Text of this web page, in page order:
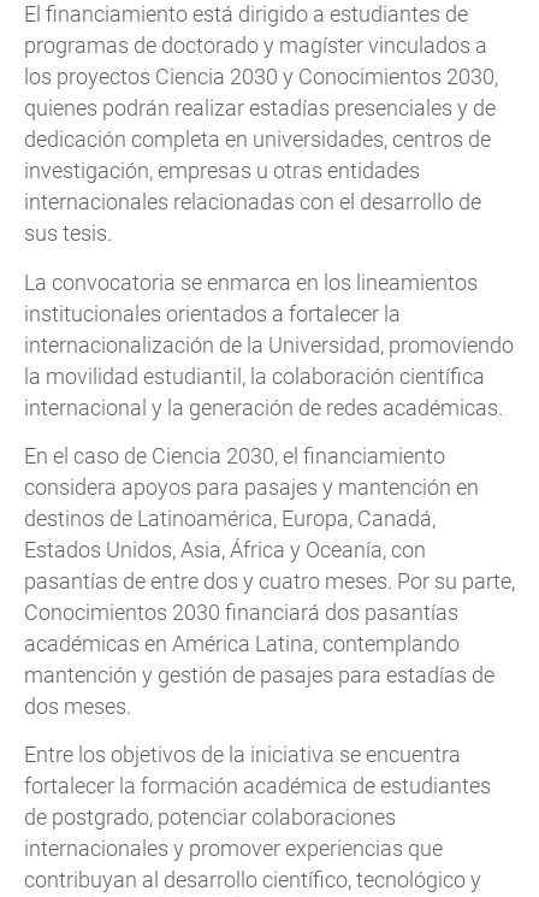
El financiamiento está dirigido a estudiantes de
programas de doctorado y magíster vinculados a
los proyectos Ciencia 2030 y Conocimientos 2030,
quienes podrán realizar estadías presenciales y de
dedicación completa en universidades, centros de
investigación, empresas u otras entidades
internacionales relacionadas con el desarrollo de
sus tesis.
La convocatoria se enmarca en los lineamientos
institucionales orientados a fortalecer la
internacionalización de la Universidad, promoviendo
la movilidad estudiantil, la colaboración científica
internacional y la generación de redes académicas.
En el caso de Ciencia 2030, el financiamiento
considera apoyos para pasajes y mantención en
destinos de Latinoamérica, Europa, Canadá,
Estados Unidos, Asia, África y Oceanía, con
pasantías de entre dos y cuatro meses. Por su parte,
Conocimientos 2030 financiará dos pasantías
académicas en América Latina, contemplando
mantención y gestión de pasajes para estadías de
dos meses.
Entre los objetivos de la iniciativa se encuentra
fortalecer la formación académica de estudiantes
de postgrado, potenciar colaboraciones
internacionales y promover experiencias que
contribuyan al desarrollo científico, tecnológico y